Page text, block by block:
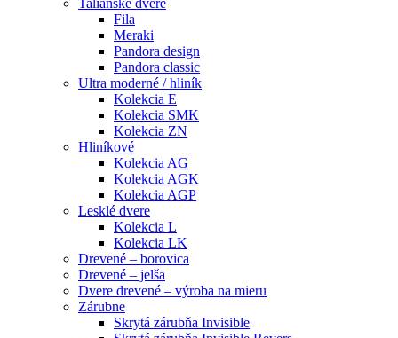
Fila
Meraki
Pandora design
Pandora classic
Ultra moderné / hliník
Kolekcia E
Kolekcia SMK
Kolekcia ZN
Hliníkové
Kolekcia AG
Kolekcia AGK
Kolekcia AGP
Lesklé dvere
Kolekcia L
Kolekcia LK
Drevené – borovica
Drevené – jelša
Dvere drevené – výroba na mieru
Zárubne
Skrytá zárubňa Invisible